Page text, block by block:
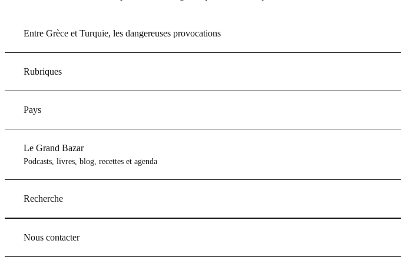
Entre Grèce et Turquie, les dangereuses provocations
Rubriques
Pays
Le Grand Bazar
Podcasts, livres, blog, recettes et agenda
Recherche
Nous contacter